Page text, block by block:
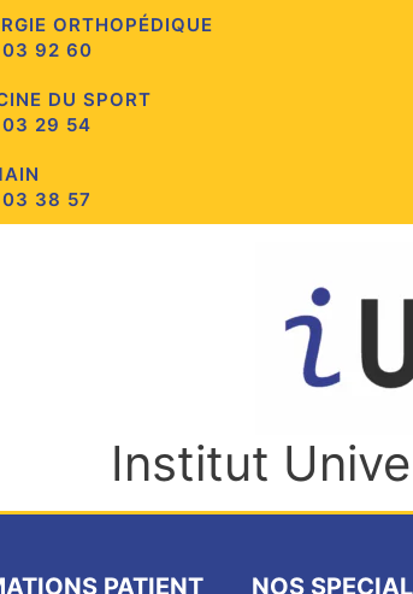
ORTHOPÉDIQUE
92 60
DU SPORT
29 54
38 57
Institut
PATIENT NOS